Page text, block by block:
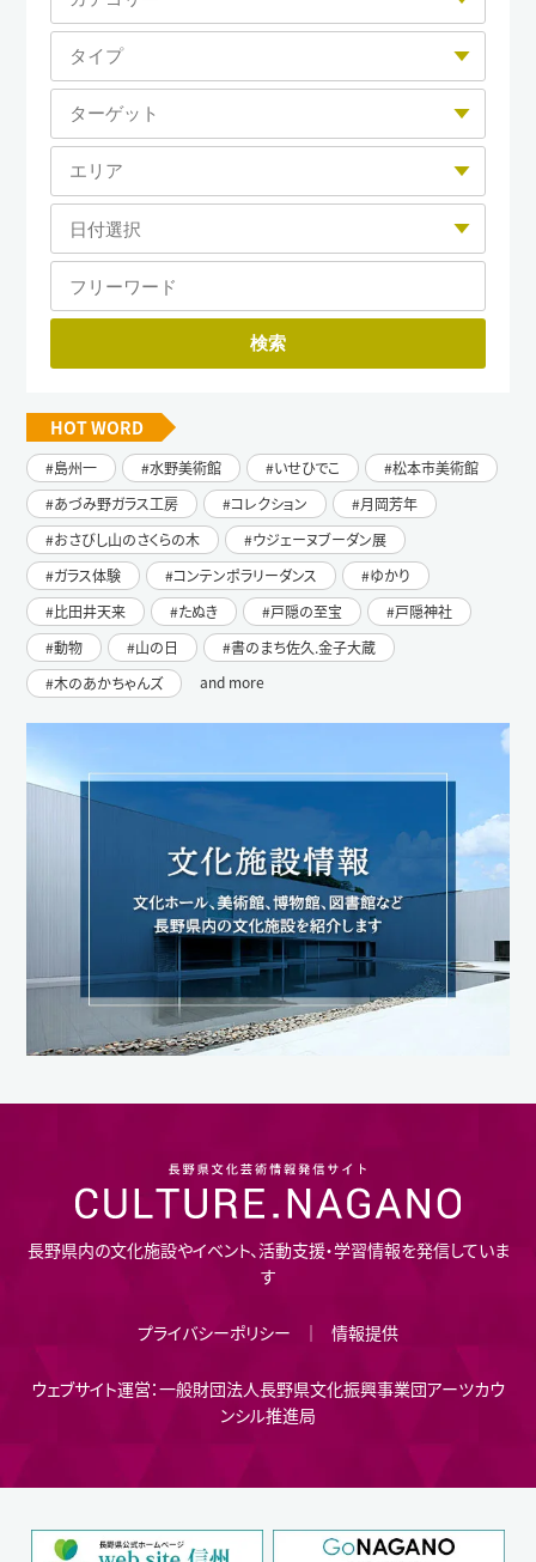
HOT WORD
島州一 水野美術館 いせひでこ
松本市美術館
あづみ野ガラス工房
コレクション
月岡芳年
おさびし山のさくらの木
ウジェーヌブーダン展
ガラス体験
コンテンポラリーダンス
ゆかり
比田井天来
たぬき 戸隠の至宝
戸隠神社
動物
山の日
書のまち佐久.金子大蔵
木のあかちゃんズ
and more
長野県内の文化施設やイベント、活動支援・学習情報を発信していま
す
プライバシーポリシー 情報提供
ウェブサイト運営：一般財団法人長野県文化振興事業団アーツカウ
ンシル推進局